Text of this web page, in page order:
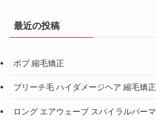
最近の投稿
ボブ 縮毛矯正
ブリーチ毛 ハイダメージヘア 縮毛矯正
ロング エアウェーブ スパイラルパーマ